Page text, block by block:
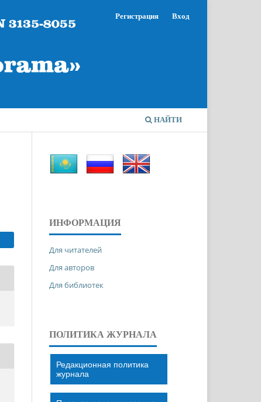
НАЙТИ
Регистрация Вход
ИНФОРМАЦИЯ
Для читателей
Для авторов
Для библиотек
ПОЛИТИКА ЖУРНАЛА
Редакционная политика
журнала